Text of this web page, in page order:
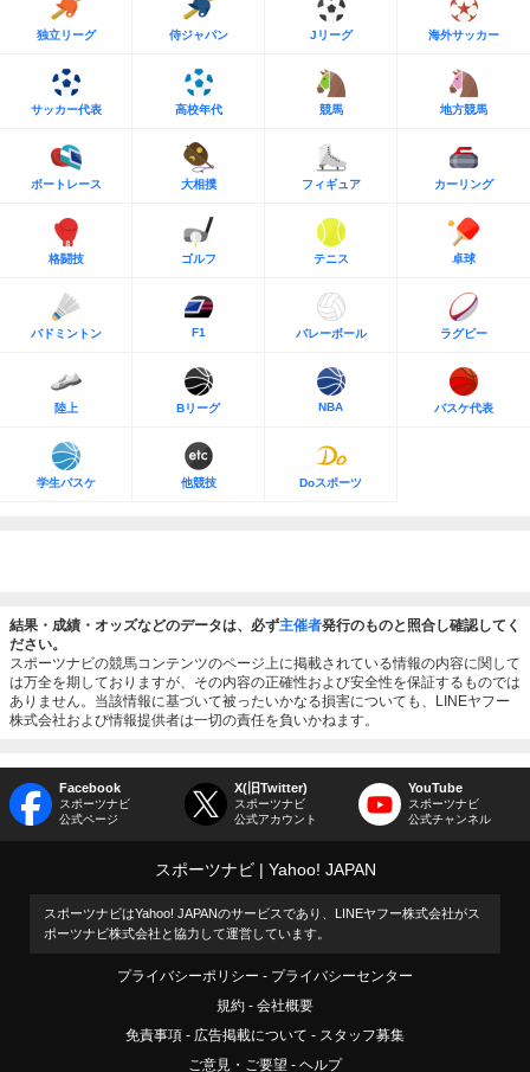
独立リーグ 侍ジャパン Jリーグ 海外サッカー
サッカー代表 高校年代 競馬 地方競馬
ボートレース 大相撲 フィギュア カーリング
格闘技 ゴルフ テニス 卓球
バドミントン F1 バレーボール ラグビー
陸上 Bリーグ NBA バスケ代表
学生バスケ 他競技 Doスポーツ
結果・成績・オッズなどのデータは、必ず主催者発行のものと照合し確認してく
ださい。
スポーツナビの競馬コンテンツのページ上に掲載されている情報の内容に関して
は万全を期しておりますが、その内容の正確性および安全性を保証するものでは
ありません。当該情報に基づいて被ったいかなる損害についても、LINEヤフー
株式会社および情報提供者は一切の責任を負いかねます。
Facebook
スポーツナビ
公式ページ
X(旧Twitter)
スポーツナビ
公式アカウント
YouTube
スポーツナビ
公式チャンネル
スポーツナビ Yahoo! JAPAN
スポーツナビはYahoo! JAPANのサービスであり、LINEヤフー株式会社がス
ポーツナビ株式会社と協力して運営しています。
プライバシーポリシー
プライバシーセンター
規約
会社概要
免責事項
広告掲載について
スタッフ募集
ご意見・ご要望
ヘルプ